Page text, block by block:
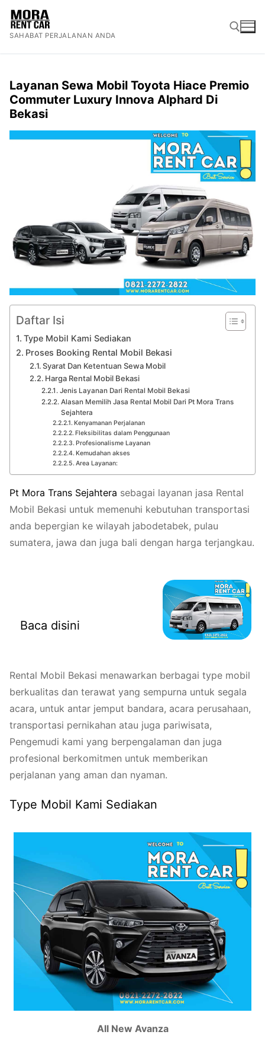
Lompat
konten
SAHABAT PERJALANAN ANDA
Layanan Sewa Mobil Toyota Hiace Premio
Commuter Luxury Innova Alphard Di
Bekasi
Daftar Isi
Type Mobil Kami Sediakan
Proses Booking Rental Mobil Bekasi
Syarat Dan Ketentuan Sewa Mobil
Harga Rental Mobil Bekasi
Jenis Layanan Dari Rental Mobil Bekasi
Alasan Memilih Jasa Rental Mobil Dari Pt Mora Trans
Sejahtera
Kenyamanan Perjalanan
Fleksibilitas dalam Penggunaan
Profesionalisme Layanan
Kemudahan akses
Area Layanan:
Pt Mora Trans Sejahtera sebagai layanan jasa Rental
Mobil Bekasi untuk memenuhi kebutuhan transportasi
anda bepergian ke wilayah jabodetabek, pulau
sumatera, jawa dan juga bali dengan harga terjangkau.
Baca disini
Rental Mobil Bekasi menawarkan berbagai type mobil
berkualitas dan terawat yang sempurna untuk segala
acara, untuk antar jemput bandara, acara perusahaan,
transportasi pernikahan atau juga pariwisata,
Pengemudi kami yang berpengalaman dan juga
profesional berkomitmen untuk memberikan
perjalanan yang aman dan nyaman.
Type Mobil Kami Sediakan
All New Avanza